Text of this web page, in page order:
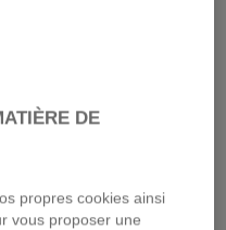
DE
propres cookies ainsi
vous proposer une